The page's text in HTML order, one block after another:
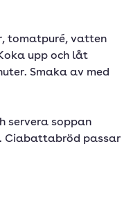
tomatpuré, vatten
upp och låt
Smaka av med
servera soppan
Ciabattabröd passar